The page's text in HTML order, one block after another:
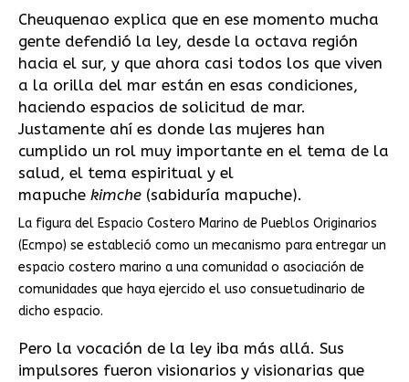
Cheuquenao explica que en ese momento mucha
gente defendió la ley, desde la octava región
hacia el sur, y que ahora casi todos los que viven
a la orilla del mar están en esas condiciones,
haciendo espacios de solicitud de mar.
Justamente ahí es donde las mujeres han
cumplido un rol muy importante en el tema de la
salud, el tema espiritual y el
mapuche kimche(sabiduría mapuche).
La figura del Espacio Costero Marino de Pueblos Originarios
(Ecmpo) se estableció como un mecanismo para entregar un
espacio costero marino a una comunidad o asociación de
comunidades que haya ejercido el uso consuetudinario de
dicho espacio.
Pero la vocación de la ley iba más allá. Sus
impulsores fueron visionarios y visionarias que